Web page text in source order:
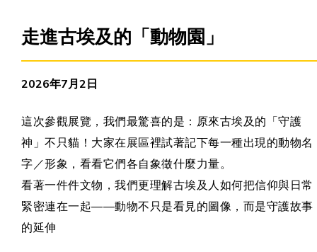
最新消息
藝術培訓
愛不同藝術家
網上藝廊
走進古埃及的「動物園」
2026年7月2日
這次參觀展覽，我們最驚喜的是：原來古埃及的「守護
神」不只貓！大家在展區裡試著記下每一種出現的動物名
字／形象，看看它們各自象徵什麼力量。
看著一件件文物，我們更理解古埃及人如何把信仰與日常
緊密連在一起——動物不只是看見的圖像，而是守護故事
的延伸